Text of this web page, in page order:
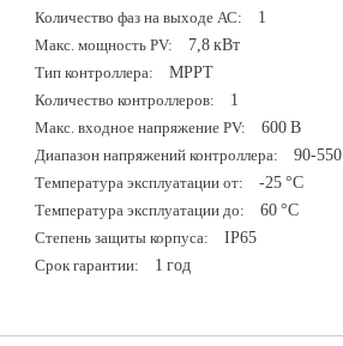
Количество фаз на выходе АС: 1
Макс. мощность PV: 7,8 кВт
Тип контроллера: MPPT
Количество контроллеров: 1
Макс. входное напряжение PV: 600 В
Диапазон напряжений контроллера: 90-550
Температура эксплуатации от: -25 °С
Температура эксплуатации до: 60 °С
Степень защиты корпуса: IP65
Срок гарантии: 1 год